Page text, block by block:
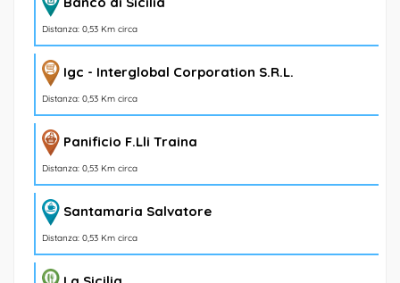
Distanza: 0,53 Km circa
Igc - Interglobal Corporation S.R.L.
Distanza: 0,53 Km circa
Panificio F.Lli Traina
Distanza: 0,53 Km circa
Santamaria Salvatore
Distanza: 0,53 Km circa